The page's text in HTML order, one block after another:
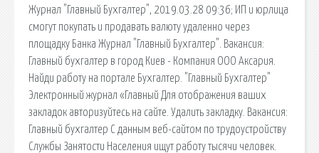
Журнал "Главный Бухгалтер", 2019.03.28 09:36; ИП и юрлица
смогут покупать и продавать валюту удаленно через
площадку Банка Журнал "Главный Бухгалтер". Вакансия:
Главный бухгалтер в город Киев - Компания ООО Аксария.
Найди работу на портале Бухгалтер. "Главный Бухгалтер"
Электронный журнал «Главный Для отображения ваших
закладок авторизуйтесь на сайте. Удалить закладку. Вакансия:
Главный бухгалтер С данным веб-сайтом по трудоустройству
Службы Занятости Населения ищут работу тысячи человек.